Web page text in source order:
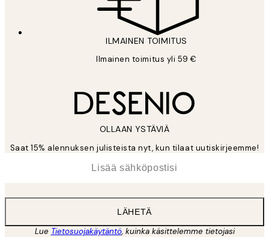
ILMAINEN TOIMITUS
Ilmainen toimitus yli 59 €
OLLAAN YSTÄVIÄ
Saat 15% alennuksen julisteista nyt, kun tilaat uutiskirjeemme!
LÄHETÄ
Lue Tietosuojakäytäntö, kuinka käsittelemme tietojasi